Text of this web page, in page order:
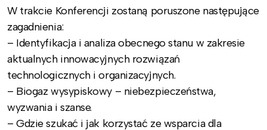
W trakcie Konferencji zostaną poruszone następujące
zagadnienia:
– Identyfikacja i analiza obecnego stanu w zakresie
aktualnych innowacyjnych rozwiązań
technologicznych i organizacyjnych.
– Biogaz wysypiskowy – niebezpieczeństwa,
wyzwania i szanse.
– Gdzie szukać i jak korzystać ze wsparcia dla